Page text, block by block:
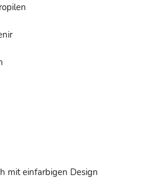
mit einfarbigen Design